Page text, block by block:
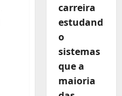
carreira
estudand
o
sistemas
que a
maioria